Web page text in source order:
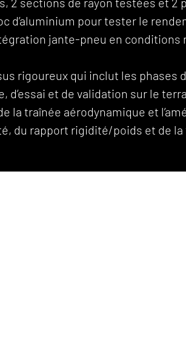
d’aluminium pour tester le
jante-pneu en conditions
rigoureux qui inclut les phases
d’essai et de validation sur le
la traînée aérodynamique et
du rapport rigidité/poids et de